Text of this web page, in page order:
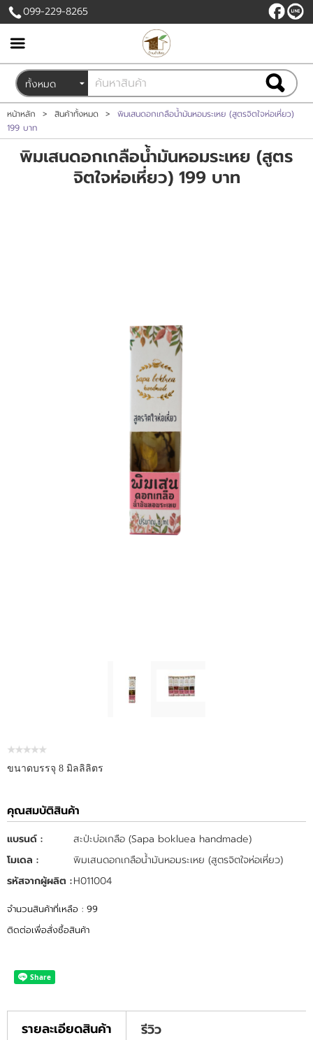
เข้าสู่ระบบ สมัครสมาชิก
สินค้าที่สนใจ( 0 )
หน้าหลัก
099-229-8265
หน้าหลัก > สินค้าทั้งหมด >
พิมเสนดอกเกลือน้ำมันหอมระเหย (สูตรจิตใจห่อเหี่ยว)
199 บาท
พิมเสนดอกเกลือน้ำมันหอมระเหย (สูตร
จิตใจห่อเหี่ยว) 199 บาท
ขนาดบรรจุ 8 มิลลิลิตร
คุณสมบัติสินค้า
แบรนด์ :
สะป่ะบ่อเกลือ (Sapa bokluea handmade)
โมเดล :
พิมเสนดอกเกลือน้ำมันหอมระเหย (สูตรจิตใจห่อเหี่ยว)
รหัสจากผู้ผลิต :H011004
จำนวนสินค้าที่เหลือ : 99
ติดต่อเพื่อสั่งซื้อสินค้า
รายละเอียดสินค้า รีวิว